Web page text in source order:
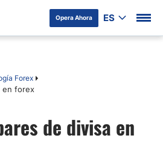
Opera Ahora ES
Forex
en forex
de divisa en